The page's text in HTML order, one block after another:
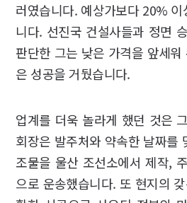
러였습니다. 예상가보다 20%
니다. 선진국 건설사들과 정면
판단한 그는 낮은 가격을 앞세
은 성공을 거뒀습니다.
업계를 더욱 놀라게 했던 것은
회장은 발주처와 약속한 날짜를
조물을 울산 조선소에서 제작,
으로 운송했습니다. 또 현지의